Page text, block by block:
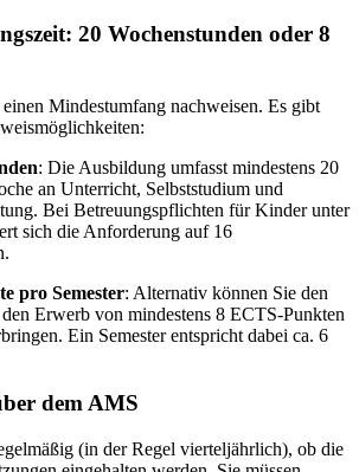
20 Wochenstunden oder 8
Mindestumfang nachweisen. Es gibt
: Die Ausbildung umfasst mindestens 20
an Unterricht, Selbststudium und
Bei Betreuungspflichten für Kinder unter
sich die Anforderung auf 16
pro Semester: Alternativ können Sie den
Erwerb von mindestens 8 ECTS-Punkten
Ein Semester entspricht dabei ca. 6
dem AMS
(in der Regel vierteljährlich), ob die